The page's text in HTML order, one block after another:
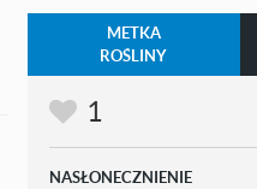
METKA
ROŚLINY
1
NASŁONECZNIENIE